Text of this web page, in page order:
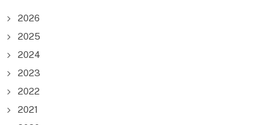
2026
2025
2024
2023
2022
2021